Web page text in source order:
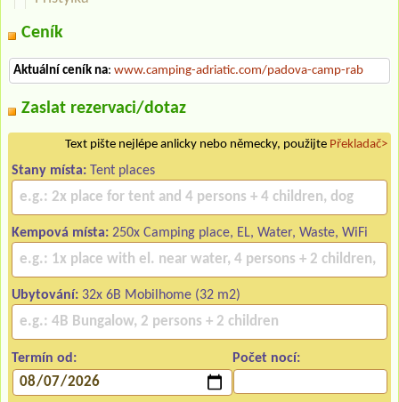
Ceník
Aktuální ceník na: www.camping-adriatic.com/padova-camp-rab
Zaslat rezervaci/dotaz
Text pište nejlépe anlicky nebo německy, použijte Překladač>
Stany místa: Tent places
Kempová místa: 250x Camping place, EL, Water, Waste, WiFi
Ubytování: 32x 6B Mobilhome (32 m2)
Termín od: Počet nocí: